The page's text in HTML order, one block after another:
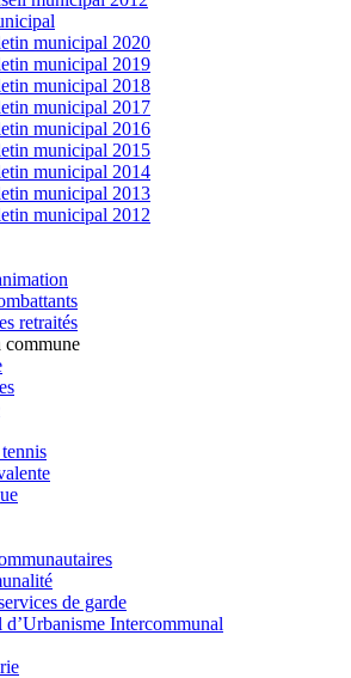
municipal 2020
municipal 2019
municipal 2018
municipal 2017
municipal 2016
municipal 2015
municipal 2014
municipal 2013
municipal 2012
retraités
commune
de garde
Intercommunal